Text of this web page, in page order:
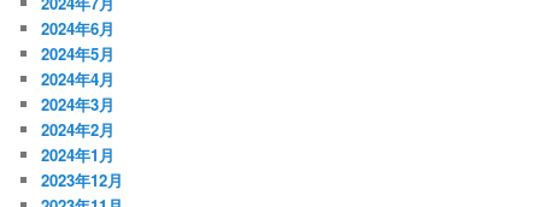
2024年6月
2024年5月
2024年4月
2024年3月
2024年2月
2024年1月
2023年12月